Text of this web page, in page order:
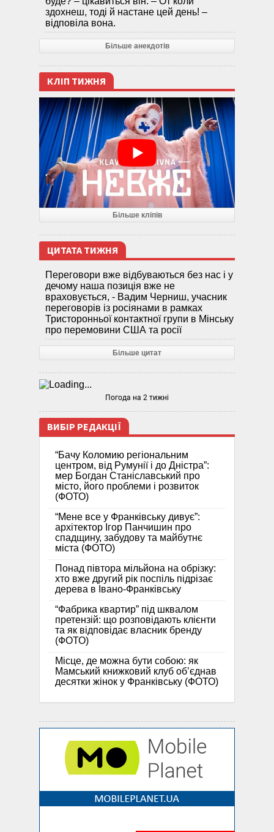
здохнеш, тоді й настане цей день! –
відповіла вона.
Більше анекдотів
КЛІП ТИЖНЯ
Більше кліпів
ЦИТАТА ТИЖНЯ
Переговори вже відбуваються без нас і у
дечому наша позиція вже не
враховується, - Вадим Черниш, учасник
переговорів із росіянами в рамках
Тристоронньої контактної групи в Мінську
про перемовини США та росії
Більше цитат
Погода на 2 тижні
ВИБІР РЕДАКЦІЇ
“Бачу Коломию регіональним
центром, від Румунії і до Дністра”:
мер Богдан Станіславський про
місто, його проблеми і розвиток
(ФОТО)
“Мене все у Франківську дивує”:
архітектор Ігор Панчишин про
спадщину, забудову та майбутнє
міста (ФОТО)
Понад півтора мільйона на обрізку:
хто вже другий рік поспіль підрізає
дерева в Івано-Франківську
“Фабрика квартир” під шквалом
претензій: що розповідають клієнти
та як відповідає власник бренду
(ФОТО)
Місце, де можна бути собою: як
Мамський книжковий клуб об’єднав
десятки жінок у Франківську (ФОТО)